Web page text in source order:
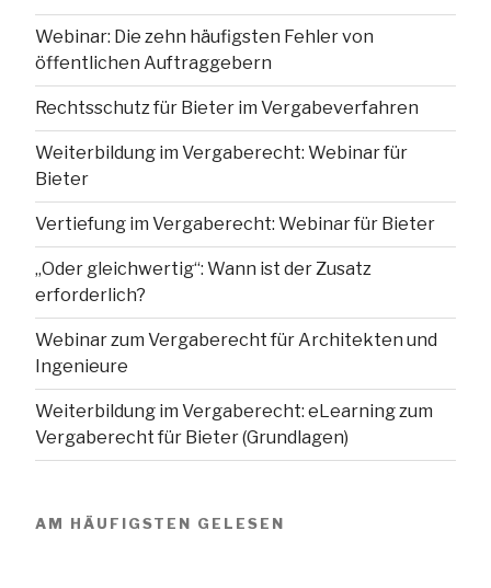
Webinar: Die zehn häufigsten Fehler von
öffentlichen Auftraggebern
Rechtsschutz für Bieter im Vergabeverfahren
Weiterbildung im Vergaberecht: Webinar für
Bieter
Vertiefung im Vergaberecht: Webinar für Bieter
„Oder gleichwertig“: Wann ist der Zusatz
erforderlich?
Webinar zum Vergaberecht für Architekten und
Ingenieure
Weiterbildung im Vergaberecht: eLearning zum
Vergaberecht für Bieter (Grundlagen)
AM HÄUFIGSTEN GELESEN